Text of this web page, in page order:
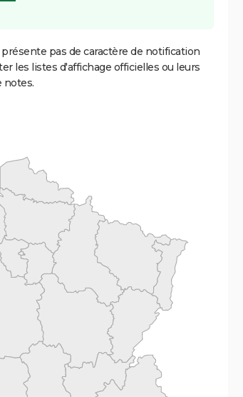
pas de caractère de notification
les listes d'affichage officielles ou leurs
notes.